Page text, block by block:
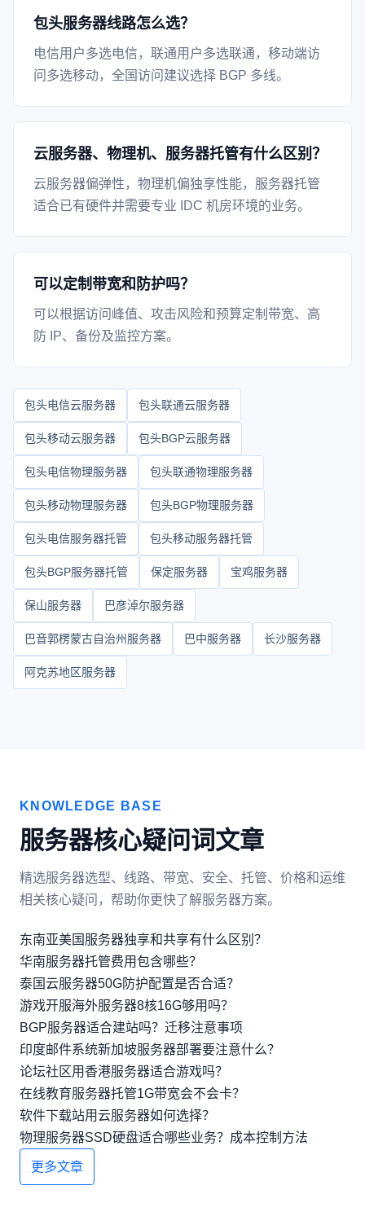
包头服务器线路怎么选？
电信用户多选电信，联通用户多选联通，移动端访
问多选移动，全国访问建议选择 BGP 多线。
云服务器、物理机、服务器托管有什么区别？
云服务器偏弹性，物理机偏独享性能，服务器托管
适合已有硬件并需要专业 IDC 机房环境的业务。
可以定制带宽和防护吗？
可以根据访问峰值、攻击风险和预算定制带宽、高
防 IP、备份及监控方案。
包头电信云服务器 包头联通云服务器
包头移动云服务器 包头BGP云服务器
包头电信物理服务器 包头联通物理服务器
包头移动物理服务器 包头BGP物理服务器
包头电信服务器托管 包头移动服务器托管
包头BGP服务器托管 保定服务器 宝鸡服务器
保山服务器 巴彦淖尔服务器
巴音郭楞蒙古自治州服务器 巴中服务器 长沙服务器
阿克苏地区服务器
KNOWLEDGE BASE
服务器核心疑问词文章
精选服务器选型、线路、带宽、安全、托管、价格和运维
相关核心疑问，帮助你更快了解服务器方案。
东南亚美国服务器独享和共享有什么区别？
华南服务器托管费用包含哪些？
泰国云服务器50G防护配置是否合适？
游戏开服海外服务器8核16G够用吗？
BGP服务器适合建站吗？迁移注意事项
印度邮件系统新加坡服务器部署要注意什么？
论坛社区用香港服务器适合游戏吗？
在线教育服务器托管1G带宽会不会卡？
软件下载站用云服务器如何选择？
物理服务器SSD硬盘适合哪些业务？成本控制方法
更多文章